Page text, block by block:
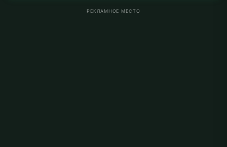
РЕКЛАМНОЕ МЕСТО